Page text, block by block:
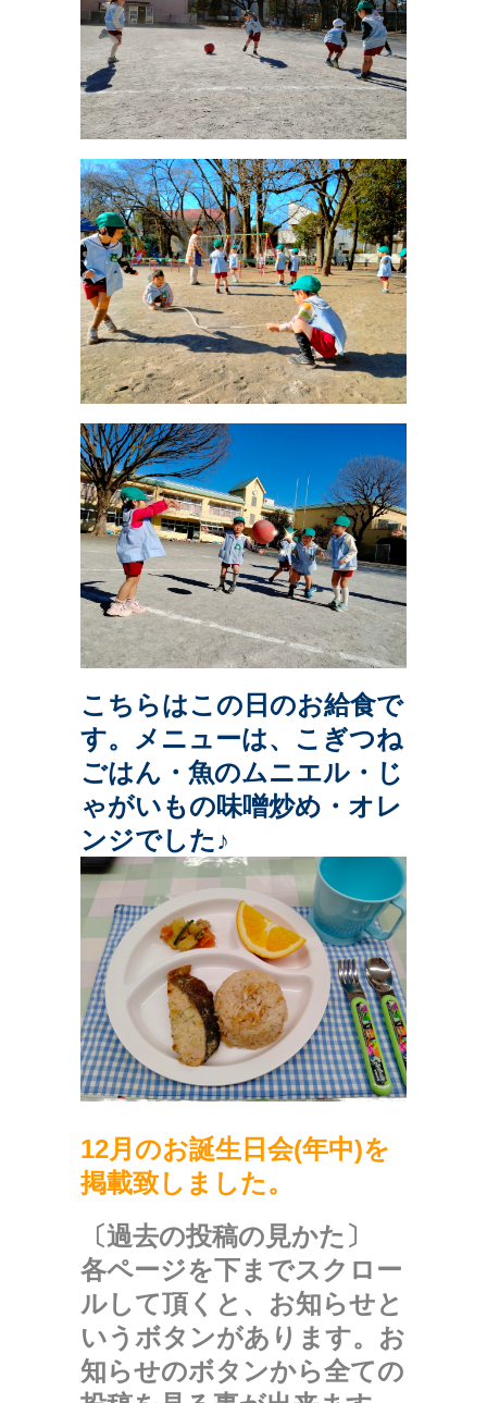
こちらはこの日のお給食で
す。メニューは、こぎつね
ごはん・魚のムニエル・じ
ゃがいもの味噌炒め・オレ
ンジでした♪
12月のお誕生日会(年中)を
掲載致しました。
〔過去の投稿の見かた〕
各ページを下までスクロー
ルして頂くと、お知らせと
いうボタンがあります。お
知らせのボタンから全ての